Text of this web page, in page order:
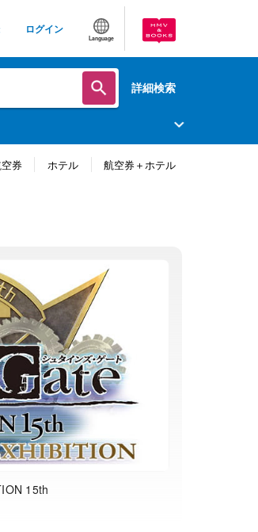
ログイン
Language
詳細検索
券 ホテル 航空券＋ホテル
15th